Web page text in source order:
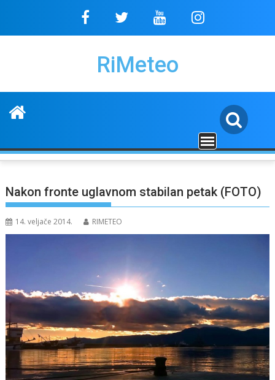
content
RiMeteo
Nakon fronte uglavnom stabilan petak (FOTO)
14. veljače 2014. RIMETEO